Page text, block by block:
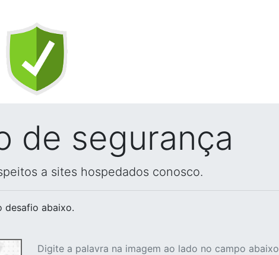
de segurança
a sites hospedados conosco.
desafio abaixo.
Digite a palavra na imagem ao lado no campo abaixo